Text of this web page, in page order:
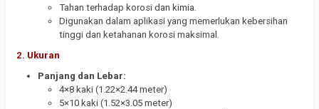
Tahan terhadap korosi dan kimia.
Digunakan dalam aplikasi yang memerlukan kebersihan
tinggi dan ketahanan korosi maksimal.
2. Ukuran
Panjang dan Lebar:
4×8 kaki (1.22×2.44 meter)
5×10 kaki (1.52×3.05 meter)